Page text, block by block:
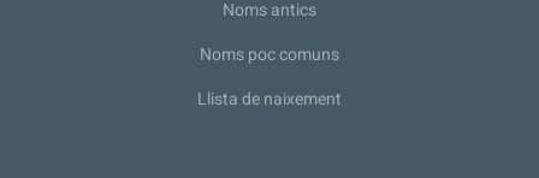
Noms antics
Noms poc comuns
Llista de naixement